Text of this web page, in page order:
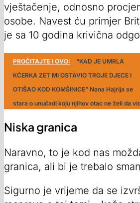
vještačenje, odnosno
osobe. Navest ću primjer
je sa 10 godina krivična
PROČITAJTE I OVO:
“KAD JE UMRLA
KĆERKA ZET MI OSTAVIO TROJE DJECE I
OTIŠAO KOD KOMŠINICE” Nana Hajrija se
stara o unučadi koju njihov otac ne želi da
Niska granica
Naravno, to je kod nas
granica, ali bi je trebalo
Sigurno je vrijeme da se